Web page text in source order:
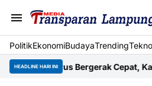
PolitikEkonomiBudayaTrendingTekno
HEADLINE HARI INI
Harus Bergerak Cepat, Karena